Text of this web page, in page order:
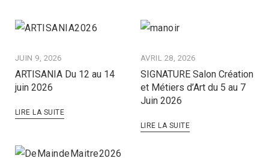
JUIN 9, 2026
ARTISANIA Du 12 au 14
juin 2026
LIRE LA SUITE
AVRIL 28, 2026
SIGNATURE Salon Création
et Métiers d’Art du 5 au 7
Juin 2026
LIRE LA SUITE